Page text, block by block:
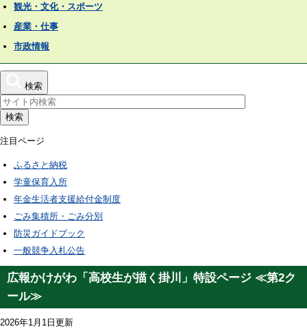
観光・文化・スポーツ
産業・仕事
市政情報
検索
検索
注目ページ
ふるさと納税
学童保育入所
年金生活者支援給付金制度
ごみ集積所・ごみ分別
防災ガイドブック
一般競争入札公告
広報かけがわ「高校生が描く掛川」特設ページ ≪第2ク
ール≫
2026年1月1日更新